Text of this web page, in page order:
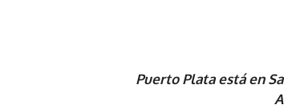
Puerto Plata está en